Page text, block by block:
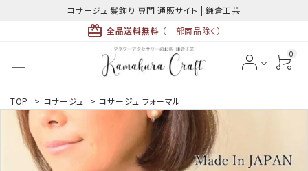
コサージュ 髪飾り 専門 通販サイト | 鎌倉工芸
card_giftcard 全品送料無料 （一部商品除く）
0
ACCOUNT MENU
ようこそ ゲスト 様
meeting_room ログイン person 新規会員登録
TOP > コサージュ > コサージュ フォーマル